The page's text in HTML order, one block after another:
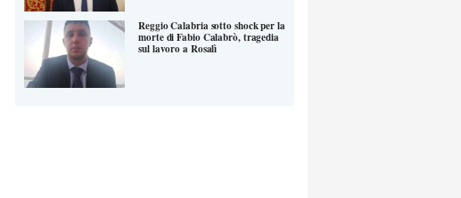
Reggio Calabria sotto shock per la
morte di Fabio Calabrò, tragedia
sul lavoro a Rosalì